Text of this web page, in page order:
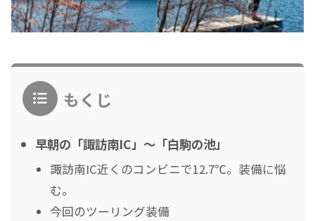
もくじ
早朝の「諏訪南IC」〜「白駒の池」
諏訪南IC近くのコンビニで12.7℃。装備に悩
む。
今回のツーリング装備